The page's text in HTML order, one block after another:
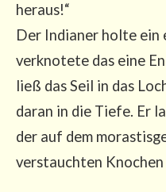
her­aus!“
Der India­ner hol­te ein
ver­kno­te­te das eine
ließ das Seil in das
dar­an in die Tie­fe. Er
der auf dem
ver­stauch­ten Kno­chen